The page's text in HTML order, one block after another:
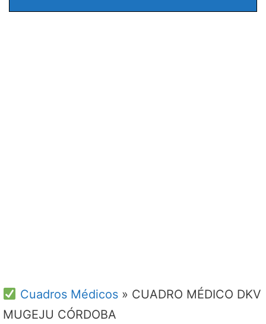
Cuadros Médicos» CUADRO MÉDICO DKV
MUGEJU CÓRDOBA